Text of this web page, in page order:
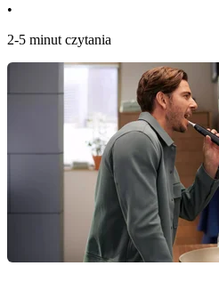
•
2-5 minut czytania